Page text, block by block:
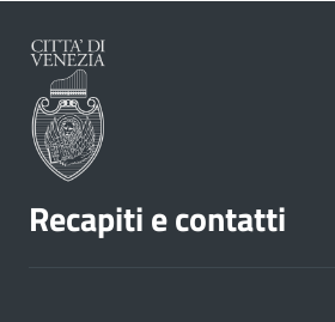
Recapiti e contatti